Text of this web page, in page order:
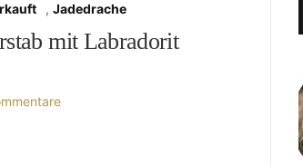
,Jadedrache
mit Labradorit